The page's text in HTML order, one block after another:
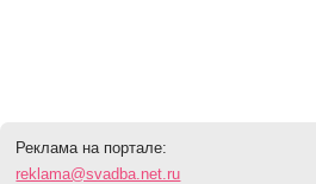
Реклама на портале:
reklama@svadba.net.ru